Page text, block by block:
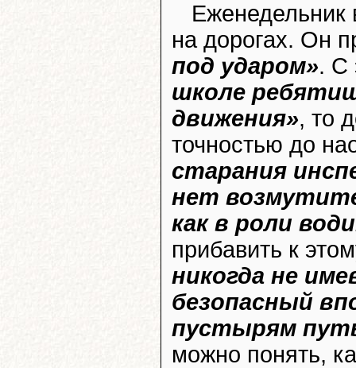
Еженедельник
на дорогах. Он
под ударом». С
школе
движения», то
точностью до
старания
нет
как в роли
прибавить к
никогда не
безопасный
пустырям
можно понять,